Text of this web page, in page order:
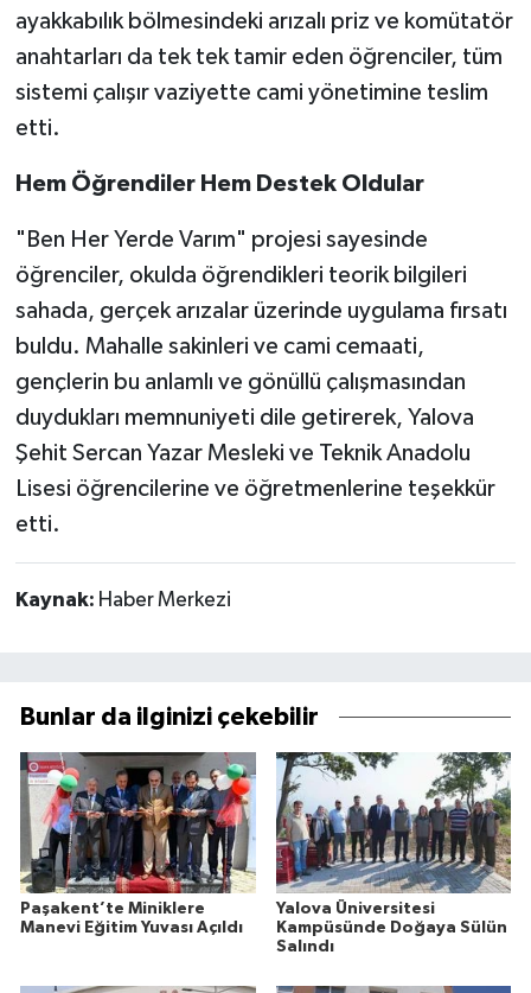
ayakkabılık bölmesindeki arızalı priz ve komütatör
anahtarları da tek tek tamir eden öğrenciler, tüm
sistemi çalışır vaziyette cami yönetimine teslim
etti.
Hem Öğrendiler Hem Destek Oldular
"Ben Her Yerde Varım" projesi sayesinde
öğrenciler, okulda öğrendikleri teorik bilgileri
sahada, gerçek arızalar üzerinde uygulama fırsatı
buldu. Mahalle sakinleri ve cami cemaati,
gençlerin bu anlamlı ve gönüllü çalışmasından
duydukları memnuniyeti dile getirerek, Yalova
Şehit Sercan Yazar Mesleki ve Teknik Anadolu
Lisesi öğrencilerine ve öğretmenlerine teşekkür
etti.
Kaynak: Haber Merkezi
Bunlar da ilginizi çekebilir
Paşakent’te Miniklere
Manevi Eğitim Yuvası Açıldı
Yalova Üniversitesi
Kampüsünde Doğaya Sülün
Salındı